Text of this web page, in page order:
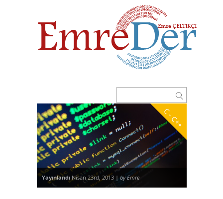
C - C++
Yayınlandı Nisan 23rd, 2013 | by Emre